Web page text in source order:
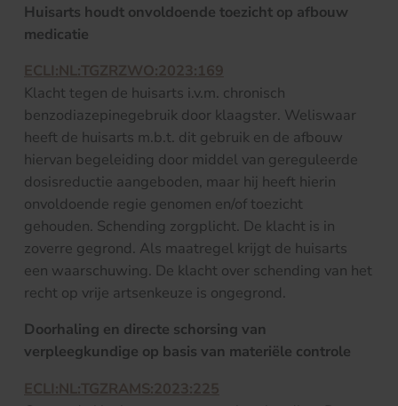
Huisarts houdt onvoldoende toezicht op afbouw
medicatie
ECLI:NL:TGZRZWO:2023:169
Klacht tegen de huisarts i.v.m. chronisch
benzodiazepinegebruik door klaagster. Weliswaar
heeft de huisarts m.b.t. dit gebruik en de afbouw
hiervan begeleiding door middel van gereguleerde
dosisreductie aangeboden, maar hij heeft hierin
onvoldoende regie genomen en/of toezicht
gehouden. Schending zorgplicht. De klacht is in
zoverre gegrond. Als maatregel krijgt de huisarts
een waarschuwing. De klacht over schending van het
recht op vrije artsenkeuze is ongegrond.
Doorhaling en directe schorsing van
verpleegkundige op basis van materiële controle
ECLI:NL:TGZRAMS:2023:225